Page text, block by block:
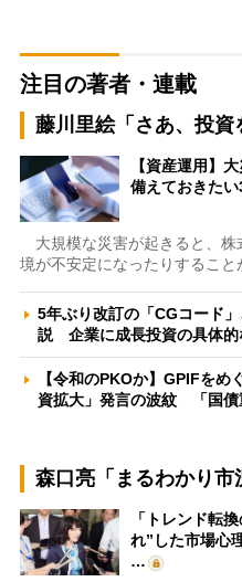
注目の著者・連載
藤川里絵「さあ、投資
【資産運用】
備えておきた
大規模な災害が起きると、株
境が不安定になったりすること
5年ぶり改訂の「CGコード
説 企業に成長投資の具体
【令和のPKOか】GPIFを
資拡大」発言の波紋 「国
森口亮「まるわかり市
「トレンド転
れ”した市場心
…